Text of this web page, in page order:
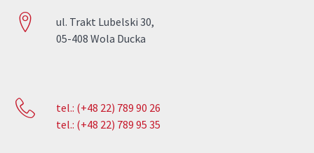
ul. Trakt Lubelski 30,
05-408 Wola Ducka
tel.: (+48 22) 789 90 26
tel.: (+48 22) 789 95 35